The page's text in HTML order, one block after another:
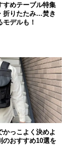
すめテーブル特集
折りたたみ…焚き
モデルも！
かっこよく決めよ
のおすすめ10選を